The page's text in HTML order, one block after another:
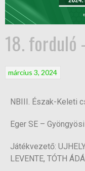
18. forduló
március 3, 2024
NBIII. Észak-Keleti
Eger SE –
Játékvezető:
LEVENTE, TÓTH